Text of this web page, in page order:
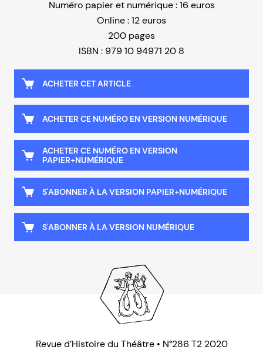
Numéro papier et numérique : 16 euros
Online : 12 euros
200 pages
ISBN : 979 10 94971 20 8
ACHETER CET ARTICLE
ACHETER CE NUMÉRO EN VERSION NUMÉRIQUE
ACHETER CE NUMÉRO EN VERSION
PAPIER+NUMÉRIQUE
S'ABONNER À LA VERSION PAPIER+NUMÉRIQUE
S'ABONNER À LA VERSION NUMÉRIQUE
Revue d’Histoire du Théâtre • N°286 T2 2020